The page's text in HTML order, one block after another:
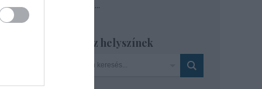
...
Szinház helyszínek